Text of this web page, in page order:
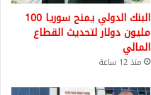
البنك الدولي يمنح سوريا 100
مليون دولار لتحديث القطاع
المالي
منذ 12 ساعة